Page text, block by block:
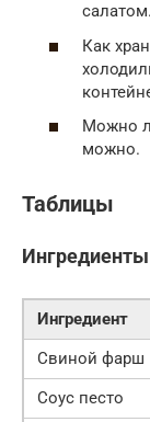
салатом.
Как
Можно
можно.
Таблицы
Ингредиент
Свиной фарш
Соус песто